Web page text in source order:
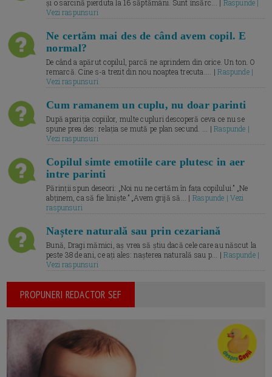
și o sarcină pierduta la 16 săptămâni. Sunt însărc... | Raspunde |
Vezi raspunsuri
Ne certăm mai des de când avem copil. E
normal?
De când a apărut copilul, parcă ne aprindem din orice. Un ton. O
remarcă. Cine s-a trezit din nou noaptea trecuta.... |Raspunde |
Vezi raspunsuri
Cum ramanem un cuplu, nu doar parinti
După apariția copiilor, multe cupluri descoperă ceva ce nu se
spune prea des: relația se mută pe plan secund. ... |Raspunde |
Vezi raspunsuri
Copilul simte emotiile care plutesc in aer
intre parinti
Părinții spun deseori: „Noi nu ne certăm în fața copilului.” „Ne
abținem, ca să fie liniște.” „Avem grijă să... | Raspunde | Vezi
raspunsuri
Naștere naturală sau prin cezariană
Bună, Dragi mămici, aș vrea să știu dacă cele care au născut la
peste 38 de ani, ce ați ales: nașterea naturală sau p... |Raspunde |
Vezi raspunsuri
PROPUNERI REDACTOR SEF